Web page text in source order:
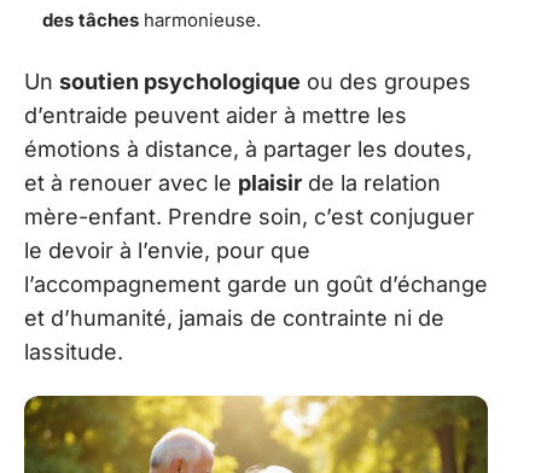
des tâches harmonieuse.
Un soutien psychologique ou des groupes
d’entraide peuvent aider à mettre les
émotions à distance, à partager les doutes,
et à renouer avec le plaisir de la relation
mère-enfant. Prendre soin, c’est conjuguer
le devoir à l’envie, pour que
l’accompagnement garde un goût d’échange
et d’humanité, jamais de contrainte ni de
lassitude.